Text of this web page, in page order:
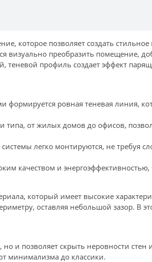
которое позволяет создать
визуально преобразить помещение,
профиль создает эффект
формируется ровная теневая линия,
от жилых домов до офисов,
легко монтируются, не требуя
качеством и
который имеет высокие
оставляя небольшой зазор. В
и позволяет скрыть неровности стен
минимализма до классики.